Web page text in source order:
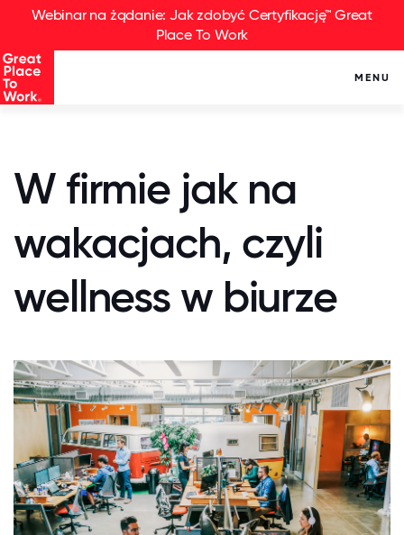
Webinar na żądanie: Jak zdobyć Certyfikację™ Great
Place To Work
MENU
W firmie jak na
wakacjach, czyli
wellness w biurze